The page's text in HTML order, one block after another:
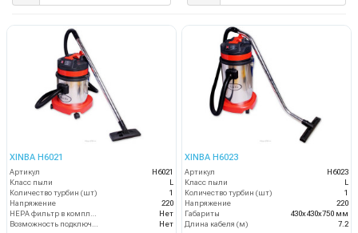
XINBA H6021
Артикул
H6021
Класс пыли
Количество турбин (шт)
1
Напряжение
220
Нет
Нет
XINBA H6023
Артикул
H6023
Класс пыли
Количество турбин (шт)
1
Напряжение
220
Габариты
430х430х750 мм
Длина кабеля (м)
7.2